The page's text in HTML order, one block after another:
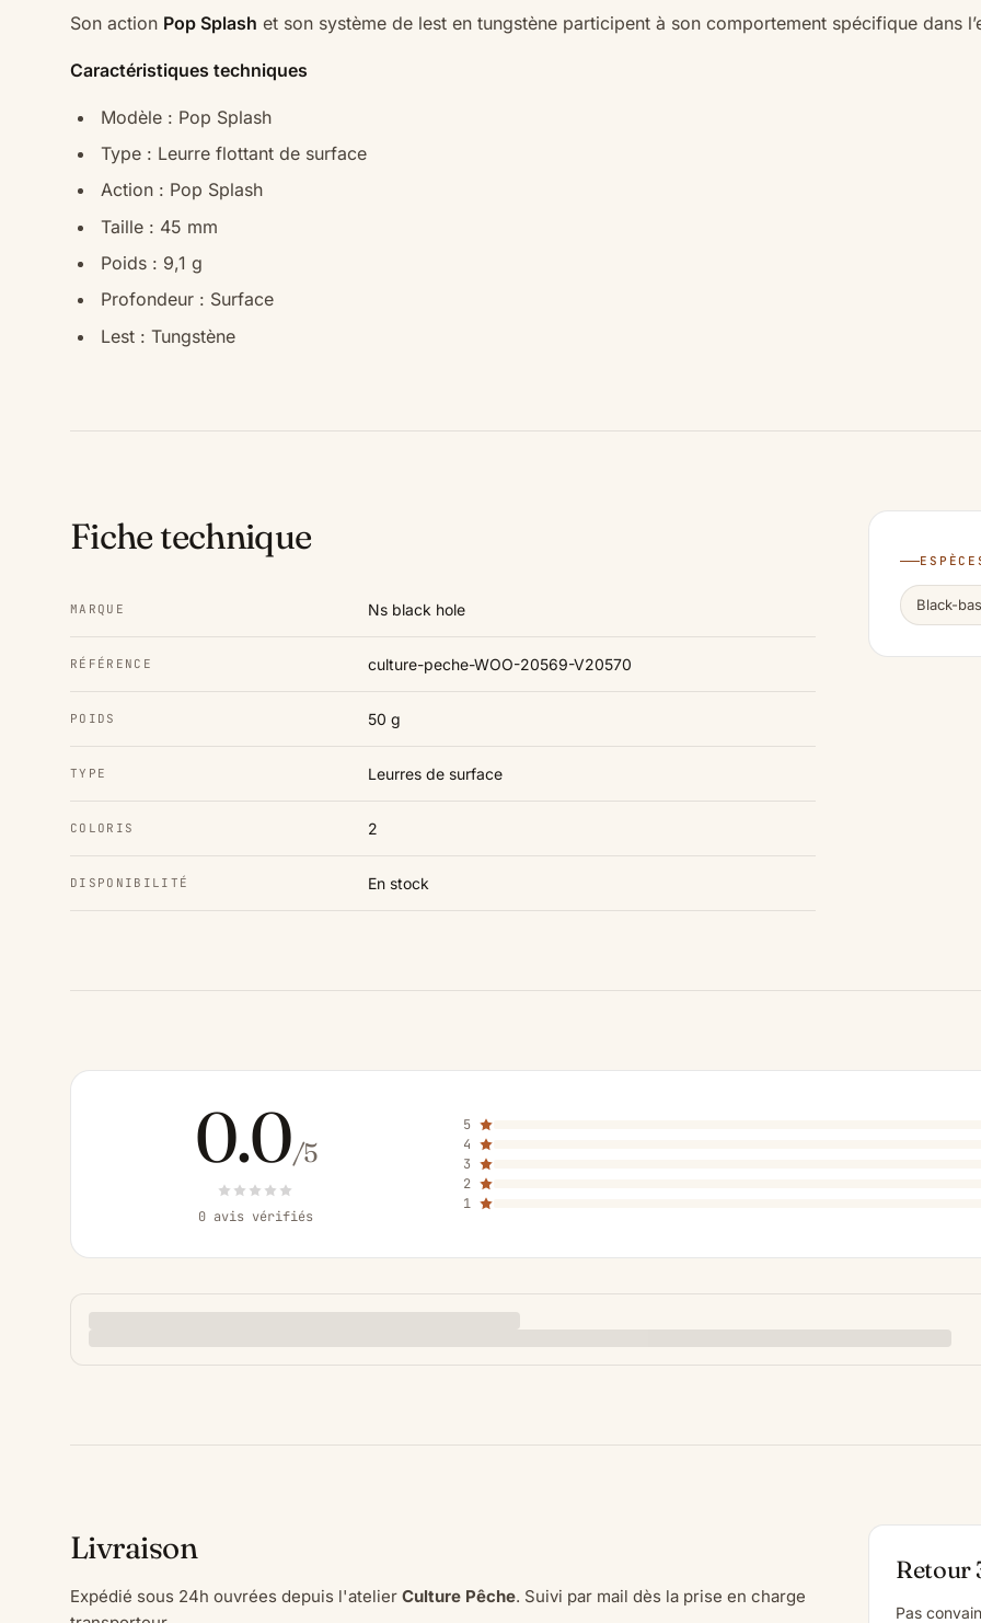
Son action Pop Splash et son système de lest en tungstène participent à son comportement spécifique dans
Caractéristiques techniques
Modèle : Pop Splash
Type : Leurre flottant de surface
Action : Pop Splash
Taille : 45 mm
Poids : 9,1 g
Profondeur : Surface
Lest : Tungstène
Fiche technique
MARQUE Ns black hole
RÉFÉRENCE culture-peche-WOO-20569-V20570
POIDS 50 g
TYPE Leurres de surface
COLORIS 2
DISPONIBILITÉ En stock
Black-
0.0/5
0 avis vérifiés
5
4
3
2
1
Livraison
Expédié sous 24h ouvrées depuis l'atelier Culture Pêche. Suivi par mail dès la prise en charge
Retour
Pas